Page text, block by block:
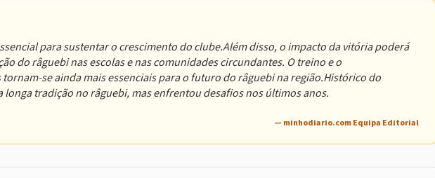
para sustentar o crescimento do clube.Além disso, o impacto da vitória poderá
do râguebi nas escolas e nas comunidades circundantes. O treino e o
se ainda mais essenciais para o futuro do râguebi na região.Histórico do
longa tradição no râguebi, mas enfrentou desafios nos últimos anos.
— minhodiario.com Equipa Editorial